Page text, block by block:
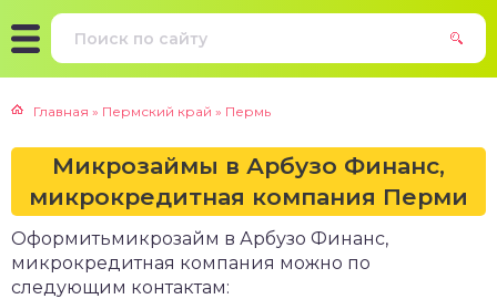
Главная » Пермский край » Пермь
Микрозаймы в Арбузо Финанс,
микрокредитная компания Перми
Оформитьмикрозайм в Арбузо Финанс,
микрокредитная компания можно по
следующим контактам: